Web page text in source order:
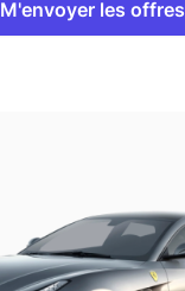
M'envoyer les offres